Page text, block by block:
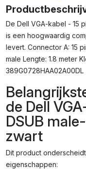
15
Pin
DSUB
Male-
Male
-
1.8
-
Zwart
Aantal
De Dell VGA-kabel - 15
is een hoogwaardig
levert. Connector A: 15
male Lengte: 1.8 meter
389G0728HAA02A00DL
de Dell
DSUB
zwart
Dit product
eigenschappen: